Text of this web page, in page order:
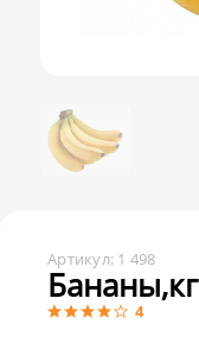
Артикул: 1 498
Бананы,кг
4